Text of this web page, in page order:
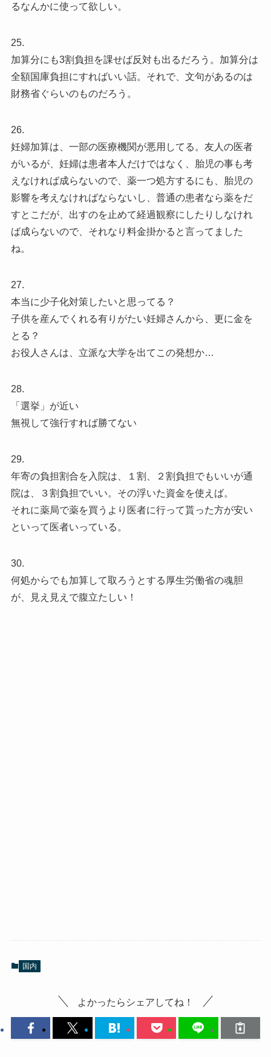
るなんかに使って欲しい。
25.
加算分にも3割負担を課せば反対も出るだろう。加算分は
全額国庫負担にすればいい話。それで、文句があるのは
財務省ぐらいのものだろう。
26.
妊婦加算は、一部の医療機関が悪用してる。友人の医者
がいるが、妊婦は患者本人だけではなく、胎児の事も考
えなければ成らないので、薬一つ処方するにも、胎児の
影響を考えなければならないし、普通の患者なら薬をだ
すとこだが、出すのを止めて経過観察にしたりしなけれ
ば成らないので、それなり料金掛かると言ってました
ね。
27.
本当に少子化対策したいと思ってる？
子供を産んでくれる有りがたい妊婦さんから、更に金を
とる？
お役人さんは、立派な大学を出てこの発想か…
28.
「選挙」が近い
無視して強行すれば勝てない
29.
年寄の負担割合を入院は、１割、２割負担でもいいが通
院は、３割負担でいい。その浮いた資金を使えば。
それに薬局で薬を買うより医者に行って貰った方が安い
といって医者いっている。
30.
何処からでも加算して取ろうとする厚生労働省の魂胆
が、見え見えで腹立たしい！
国内
よかったらシェアしてね！